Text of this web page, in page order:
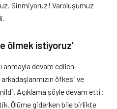
Sinmiyoruz! Varoluşumuz
ölmek istiyoruz’
anmayla devam edilen
arkadaşlarımızın öfkesi ve
Açıklama şöyle devam etti:
Ölüme giderken bile birlikte